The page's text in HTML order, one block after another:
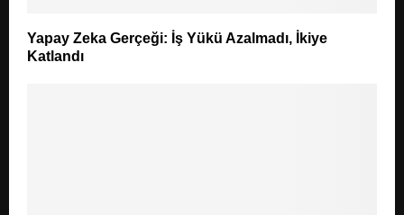
Yapay Zeka Gerçeği: İş Yükü Azalmadı, İkiye
Katlandı